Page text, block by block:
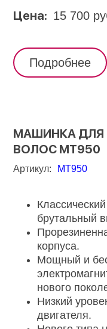
Цена: 15 700
Подробнее
МАШИНКА ДЛЯ
ВОЛОС MT950
Артикул: MT950
брутальный
корпуса.
Мощный и
нового
Низкий
двигателя.